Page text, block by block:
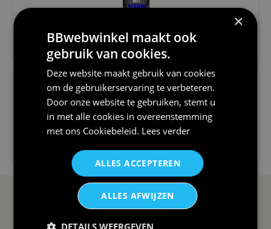
€24,95
V-hals shirt rood wit blauw st...
I love korfbal t-shirt sport s...
SERVICE EN INFO OVERZICHT
×
BBwebwinkel maakt ook
gebruik van cookies.
Deze website maakt gebruik van cookies
om de gebruikerservaring te verbeteren.
Door onze website te gebruiken, stemt u
in met alle cookies in overeenstemming
met ons Cookiebeleid. Lees verder
ALLES ACCEPTEREN
ALLES AFWIJZEN
DETAILS WEERGEVEN